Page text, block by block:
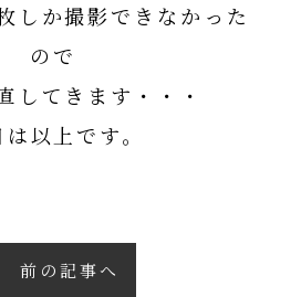
しか撮影できなかった
ので
してきます・・・
以上です。
前の記事へ